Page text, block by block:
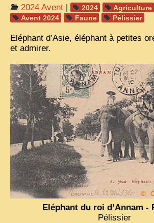
TONKIN
FRONTIÈRE
1908, RÉVOLTE
ANNAM CENTRE
COCHINCHINE
LES ETHNIES
LAOS
CAMBODGE
REMARQUABLES
VIETNAM 1950
ALBUMS DE FAMILLE
2024 Avent | 2024 Agriculture
Avent 2024
Faune Pélissier
Eléphant d’Asie, éléphant à petites
et admirer.
Eléphant du roi d’Annam -
Pélissier